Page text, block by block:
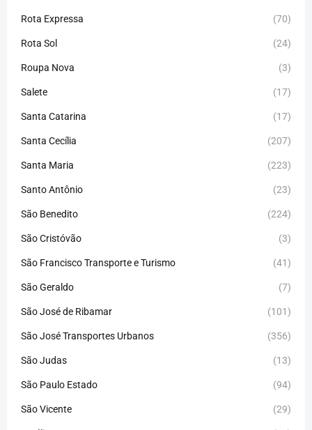
Rota Expressa (70)
Rota Sol (24)
Roupa Nova (3)
Salete (17)
Santa Catarina (17)
Santa Cecília (207)
Santa Maria (223)
Santo Antônio (23)
São Benedito (224)
São Cristóvão (3)
São Francisco Transporte e Turismo (41)
São Geraldo (7)
São José de Ribamar (101)
São José Transportes Urbanos (356)
São Judas (13)
São Paulo Estado (94)
São Vicente (29)